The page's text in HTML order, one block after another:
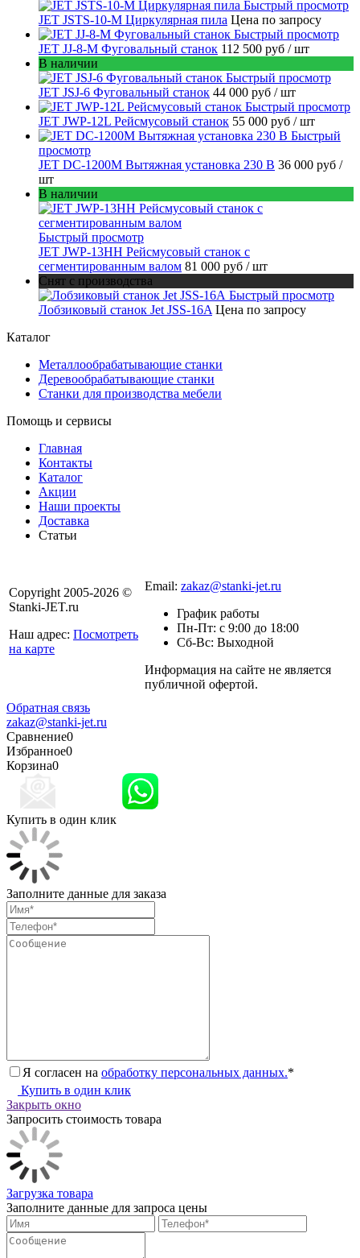
Быстрый просмотр
JET JSTS-10-M Циркулярная пила Цена по запросу
Быстрый просмотр
JET JJ-8-M Фуговальный станок 112 500 руб / шт
В наличии
Быстрый просмотр
JET JSJ-6 Фуговальный станок 44 000 руб / шт
Быстрый просмотр
JET JWP-12L Рейсмусовый станок 55 000 руб / шт
Быстрый
просмотр
JET DC-1200M Вытяжная установка 230 В 36 000 руб /
шт
В наличии
Быстрый просмотр
JET JWP-13HH Рейсмусовый станок с
сегментированным валом 81 000 руб / шт
Снят с производства
Быстрый просмотр
Лобзиковый станок Jet JSS-16A Цена по запросу
Каталог
Металлообрабатывающие станки
Деревообрабатывающие станки
Станки для производства мебели
Помощь и сервисы
Главная
Контакты
Каталог
Акции
Наши проекты
Доставка
Статьи
Copyright 2005-2026 ©
Stanki-JET.ru
Наш адрес: Посмотреть
на карте
Email: zakaz@stanki-jet.ru
График работы
Пн-Пт: с 9:00 до 18:00
Сб-Вс: Выходной
Информация на сайте не является
публичной офертой.
Обратная связь
zakaz@stanki-jet.ru
Сравнение0
Избранное0
Корзина0
Купить в один клик
Заполните данные для заказа
Я согласен на обработку персональных данных.*
Купить в один клик
Закрыть окно
Запросить стоимость товара
Загрузка товара
Заполните данные для запроса цены